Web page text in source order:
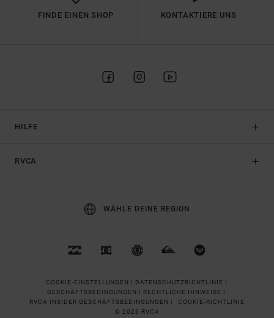
FINDE EINEN SHOP KONTAKTIERE UNS
HILFE
RVCA
WÄHLE DEINE REGION
COOKIE-EINSTELLUNGEN | DATENSCHUTZRICHTLINIE |
GESCHÄFTSBEDINGUNGEN | RECHTLICHE HINWEISE |
RVCA INSIDER GESCHÄFTSBEDINGUNGEN |
COOKIE-RICHTLINIE
© 2026 RVCA